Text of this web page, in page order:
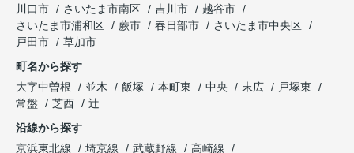
川口市
さいたま市南区 吉川市
越谷市
さいたま市浦和区
蕨市 春日部市
さいたま市中央区
戸田市
草加市
町名から探す
大字中曽根
並木 飯塚 本町東 中央 末広
戸塚東
常盤
芝西
辻
沿線から探す
京浜東北線
埼京線 武蔵野線
高崎線